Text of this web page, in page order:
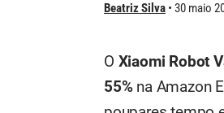
Beatriz Silva 30 maio
O Xiaomi Robot
55% na Amazon